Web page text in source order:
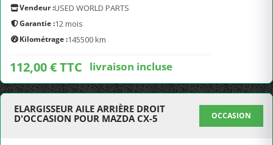
Vendeur :USED WORLD PARTS
Garantie :12 mois
Kilométrage :145500 km
112,00 € TTC livraison incluse
ELARGISSEUR AILE ARRIÈRE DROIT
D'OCCASION POUR MAZDA CX-5
OCCASION